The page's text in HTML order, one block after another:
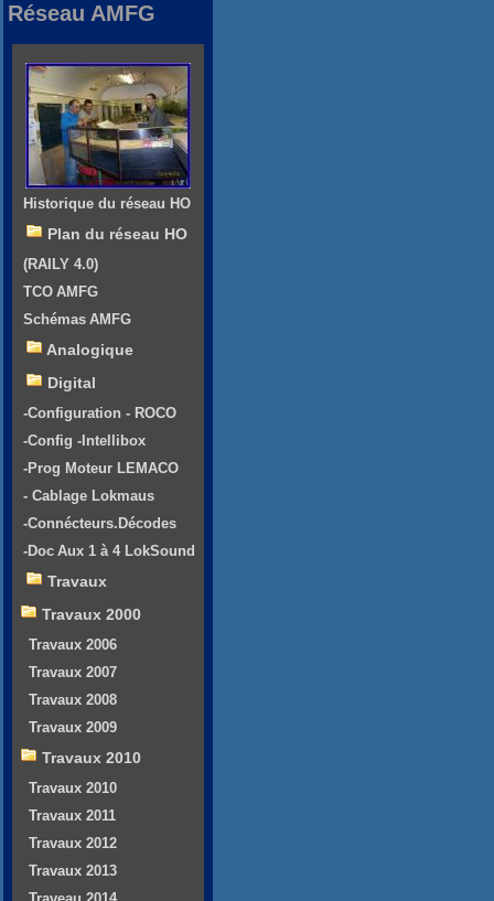
Réseau AMFG
Historique du réseau HO
Plan du réseau HO
(RAILY 4.0)
TCO AMFG
Schémas AMFG
Analogique
Digital
-Configuration - ROCO
-Config -Intellibox
-Prog Moteur LEMACO
- Cablage Lokmaus
-Connécteurs.Décodes
-Doc Aux 1 à 4 LokSound
Travaux
Travaux 2000
Travaux 2006
Travaux 2007
Travaux 2008
Travaux 2009
Travaux 2010
Travaux 2010
Travaux 2011
Travaux 2012
Travaux 2013